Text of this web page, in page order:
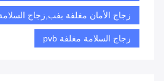
زجاج الأمان مغلفة بفب,زجاج
زجاج السلامة مغلفة pvb